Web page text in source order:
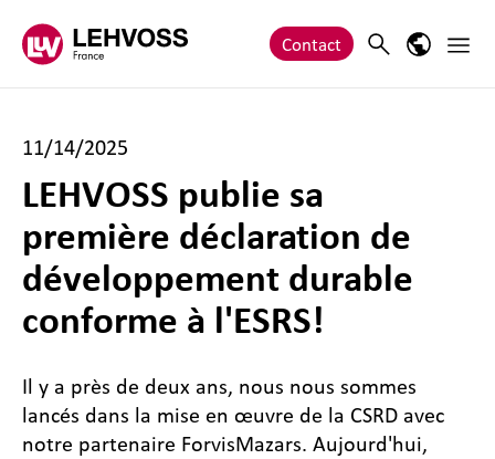
Contact Search Main
11/14/2025
LEHVOSS publie sa
première déclaration de
développement durable
conforme à l'ESRS!
Il y a près de deux ans, nous nous sommes
lancés dans la mise en œuvre de la CSRD avec
notre partenaire ForvisMazars. Aujourd'hui,